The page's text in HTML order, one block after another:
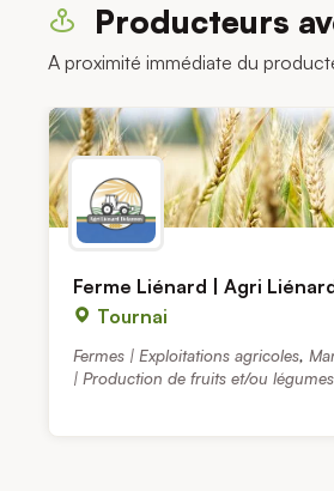
Producteurs
A proximité immédiate du
Ferme Liénard | Agri
Tournai
Fermes | Exploitations agricoles,
| Production de fruits et/ou